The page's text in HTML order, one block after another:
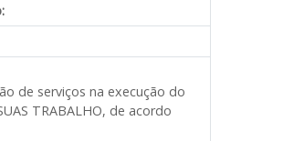
de serviços na execução do
TRABALHO, de acordo